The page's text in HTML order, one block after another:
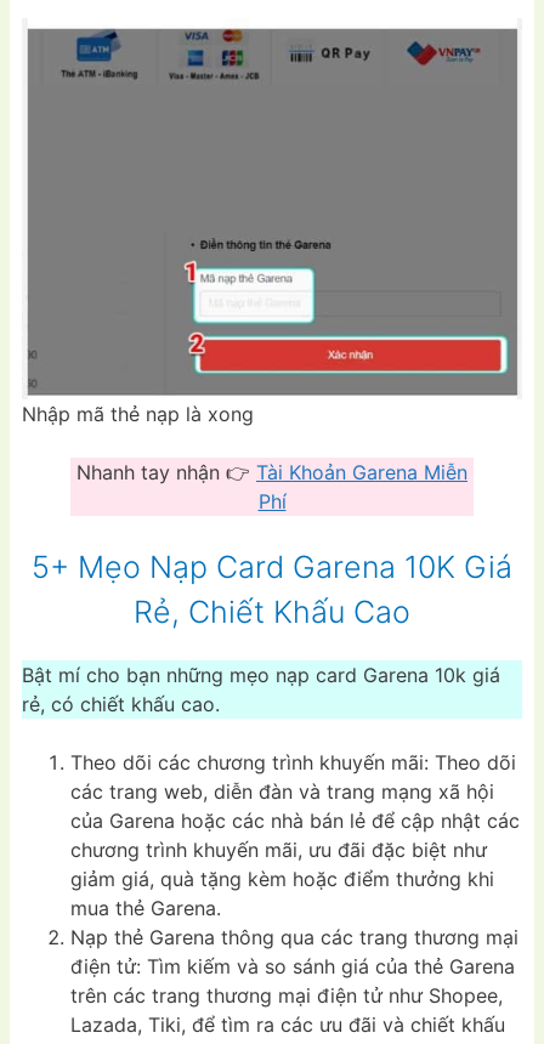
Nhập mã thẻ nạp là xong
Nhanh tay nhận 👉 Tài Khoản Garena Miễn
Phí
5+ Mẹo Nạp Card Garena 10K Giá
Rẻ, Chiết Khấu Cao
Bật mí cho bạn những mẹo nạp card Garena 10k giá
rẻ, có chiết khấu cao.
Theo dõi các chương trình khuyến mãi: Theo dõi
các trang web, diễn đàn và trang mạng xã hội
của Garena hoặc các nhà bán lẻ để cập nhật các
chương trình khuyến mãi, ưu đãi đặc biệt như
giảm giá, quà tặng kèm hoặc điểm thưởng khi
mua thẻ Garena.
Nạp thẻ Garena thông qua các trang thương mại
điện tử: Tìm kiếm và so sánh giá của thẻ Garena
trên các trang thương mại điện tử như Shopee,
Lazada, Tiki, để tìm ra các ưu đãi và chiết khấu